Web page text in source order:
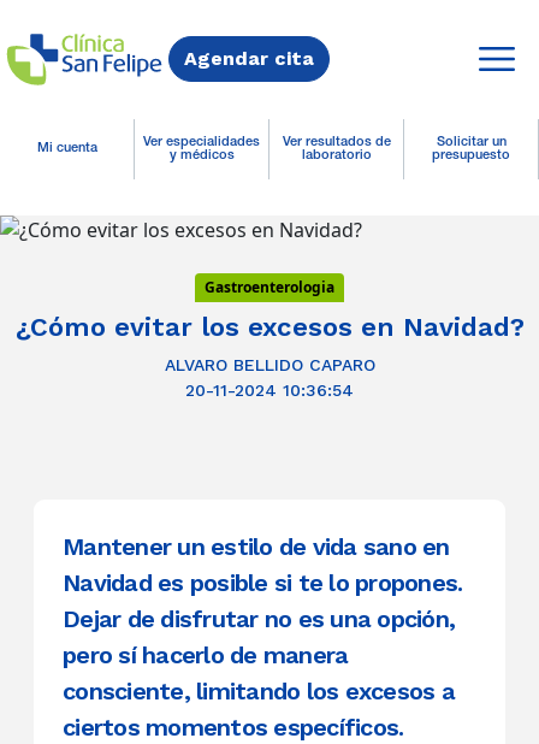
Agendar cita
Mi cuenta
Ver especialidades
y médicos
Ver resultados de
laboratorio
Solicitar un
presupuesto
Gastroenterologia
¿Cómo evitar los excesos en Navidad?
ALVARO BELLIDO CAPARO
20-11-2024 10:36:54
Mantener un estilo de vida sano en
Navidad es posible si te lo propones.
Dejar de disfrutar no es una opción,
pero sí hacerlo de manera
consciente, limitando los excesos a
ciertos momentos específicos.